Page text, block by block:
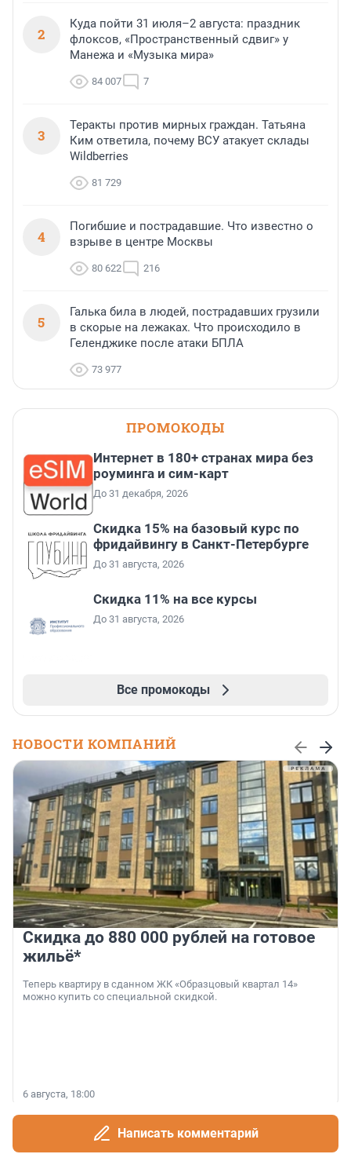
2
Куда пойти 31 июля–2 августа: праздник
флоксов, «Пространственный сдвиг» у
Манежа и «Музыка мира»
84 007 7
3
Теракты против мирных граждан. Татьяна
Ким ответила, почему ВСУ атакует склады
Wildberries
81 729
4
Погибшие и пострадавшие. Что известно о
взрыве в центре Москвы
80 622 216
5
Галька била в людей, пострадавших грузили
в скорые на лежаках. Что происходило в
Геленджике после атаки БПЛА
73 977
ПРОМОКОДЫ
Интернет в 180+ странах мира без
роуминга и сим-карт
До 31 декабря, 2026
Скидка 15% на базовый курс по
фридайвингу в Санкт-Петербурге
До 31 августа, 2026
Скидка 11% на все курсы
До 31 августа, 2026
Все промокоды
НОВОСТИ КОМПАНИЙ
Скидка до 880 000 рублей на готовое
жильё*
Теперь квартиру в сданном ЖК «Образцовый квартал 14»
можно купить со специальной скидкой.
6 августа, 18:00
Написать комментарий